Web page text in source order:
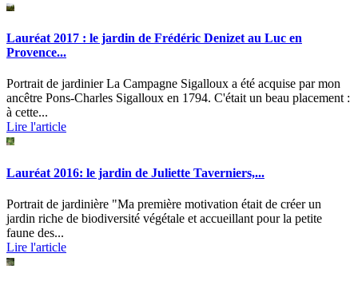
Lauréat 2017 : le jardin de Frédéric Denizet au Luc en
Provence...
Portrait de jardinier La Campagne Sigalloux a été acquise par mon
ancêtre Pons-Charles Sigalloux en 1794. C'était un beau placement :
à cette...
Lire l'article
Lauréat 2016: le jardin de Juliette Taverniers,...
Portrait de jardinière "Ma première motivation était de créer un
jardin riche de biodiversité végétale et accueillant pour la petite
faune des...
Lire l'article